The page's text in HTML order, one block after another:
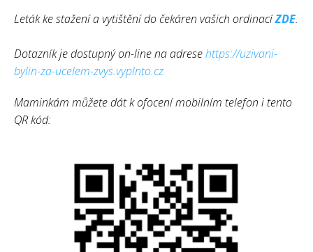
Leták ke stažení a vytištění do čekáren vašich ordinacíZDE.
Dotazník je dostupný on-line na adresehttps://uzivani-
bylin-za-ucelem-zvys.vyplnto.cz
Maminkám můžete dát k ofocení mobilním telefon i tento
QR kód: